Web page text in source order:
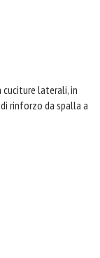
laterali, in
rinforzo da spalla a